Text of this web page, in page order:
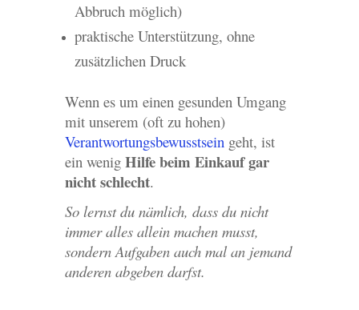
Abbruch möglich)
praktische Unterstützung, ohne
zusätzlichen Druck
Wenn es um einen gesunden Umgang
mit unserem (oft zu hohen)
Verantwortungsbewusstseingeht, ist
ein wenig Hilfe beim Einkauf gar
nicht schlecht.
So lernst du nämlich, dass du nicht
immer alles allein machen musst,
sondern Aufgaben auch mal an jemand
anderen abgeben darfst.